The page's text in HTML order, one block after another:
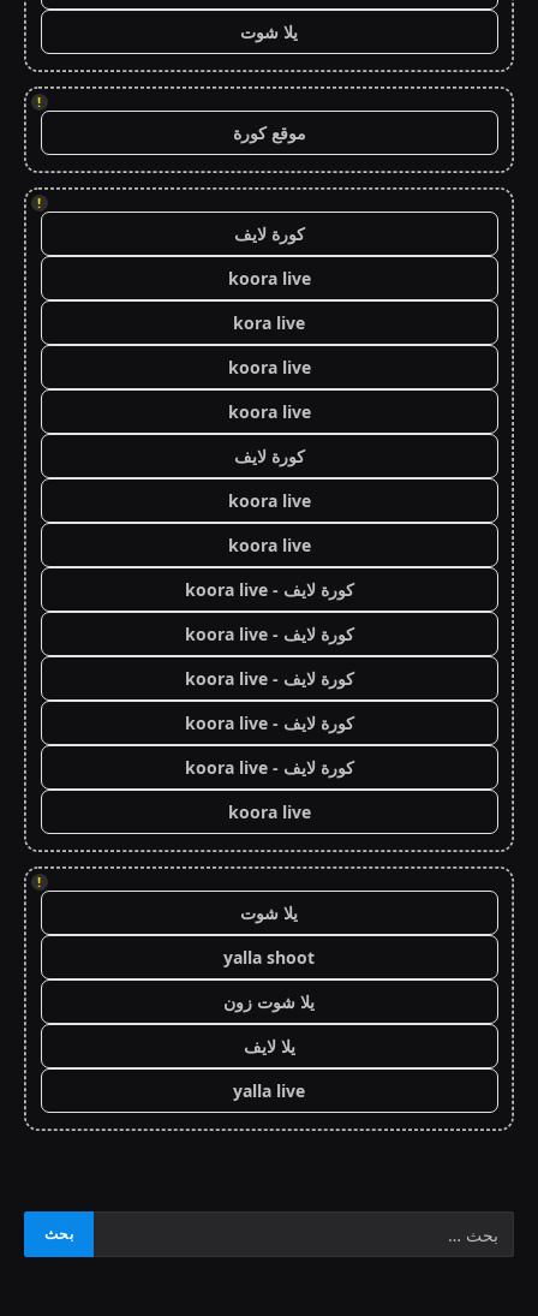
يلا شوت
!
موقع كورة
!
كورة لايف
koora live
kora live
koora live
koora live
كورة لايف
koora live
koora live
كورة لايف - koora live
كورة لايف - koora live
كورة لايف - koora live
كورة لايف - koora live
كورة لايف - koora live
koora live
!
يلا شوت
yalla shoot
يلا شوت زون
يلا لايف
yalla live